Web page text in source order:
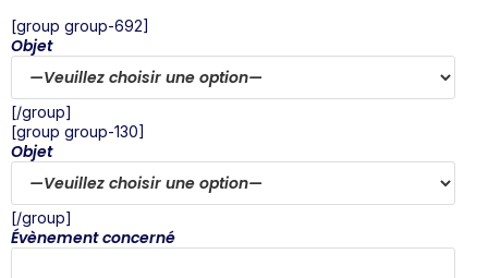
[group group-692]
Objet
[/group]
[group group-130]
Objet
[/group]
Évènement concerné